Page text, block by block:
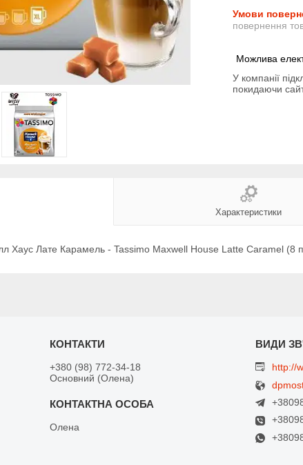
повернення
У компанії
покидаючи
Характеристики
Хаус Лате Карамель - Tassimo Maxwell House Latte Caramel (8
+380 (98) 772-34-18
Основний (Олена)
Олена
http://